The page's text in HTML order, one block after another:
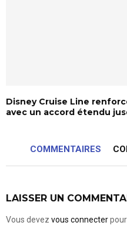
Disney Cruise Line
avec un accord étendu
COMMENTAIRES
LAISSER UN
Vous devez vous connecter